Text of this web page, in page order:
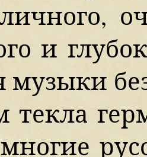
и
текла
многие